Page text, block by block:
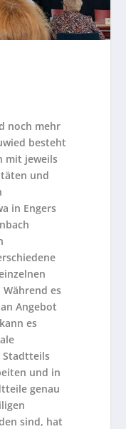
noch mehr
besteht
mit jeweils
und
in Engers
es
Angebot
es
Stadtteils
und in
genau
sind, hat